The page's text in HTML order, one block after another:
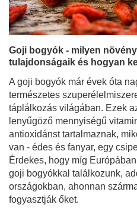
tulajdonságaik és hogyan
A goji bogyók már évek óta
természetes
táplálkozás világában. Ezek
lenyűgöző mennyiségű
antioxidánst tartalmaznak,
van - édes és fanyar, egy
Érdekes, hogy míg
goji bogyókkal találkozunk,
országokban, ahonnan
fogyasztják őket.
Bővebben